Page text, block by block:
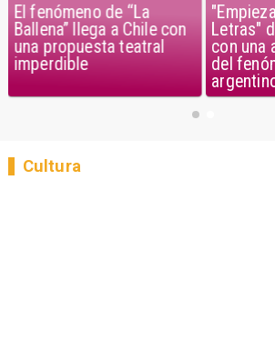
El fenómeno de “La
Ballena” llega a Chile con
una propuesta teatral
imperdible
Letras"
con una
del
Cultura